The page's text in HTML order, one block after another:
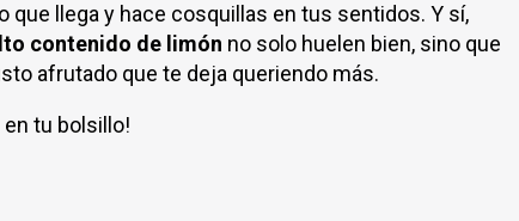
que llega y hace cosquillas en tus sentidos. Y sí,
contenido de limón no solo huelen bien, sino que
afrutado que te deja queriendo más.
en tu bolsillo!